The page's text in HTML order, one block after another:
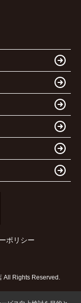
ポリシー
All Rights Reserved.